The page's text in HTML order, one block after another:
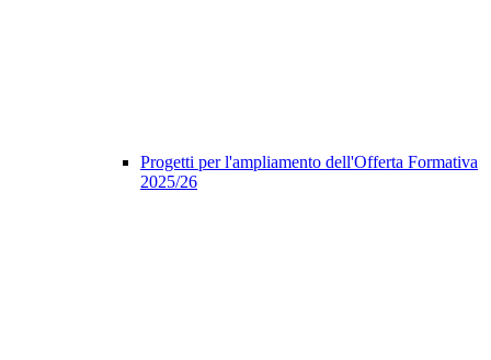
Progetti per l'ampliamento dell'Offerta Formativa
2025/26